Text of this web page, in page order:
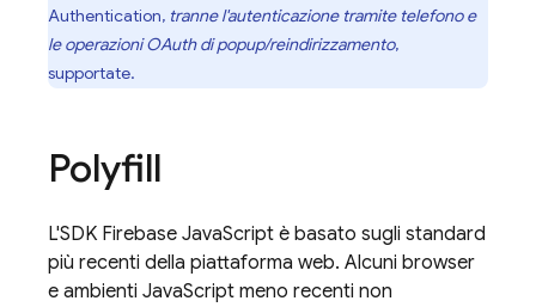
Authentication, tranne l'autenticazione tramite telefono e
le operazioni OAuth di popup/reindirizzamento,
supportate.
Polyfill
L'SDK Firebase JavaScript è basato sugli standard
più recenti della piattaforma web. Alcuni browser
e ambienti JavaScript meno recenti non